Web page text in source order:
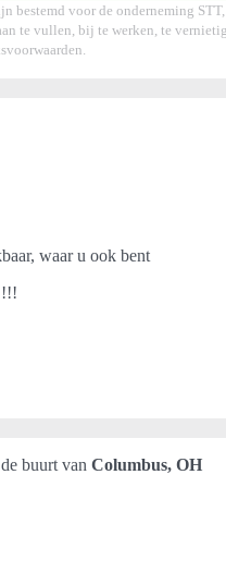
voor de onderneming
te vullen, bij te werken, te
waar u ook bent
!!!
buurt van Columbus, OH